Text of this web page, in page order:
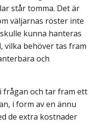
står tomma. Det är
väljarnas röster inte
kunna hanteras
vilka behöver tas fram
och
frågan och tar fram ett
i form av en ännu
de extra kostnader